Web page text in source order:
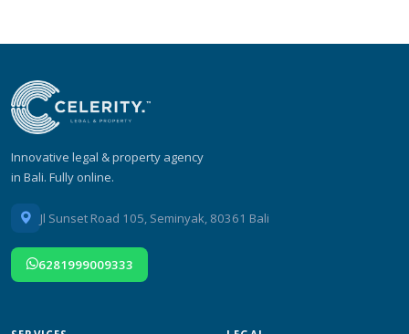
Innovative legal & property agency
in Bali. Fully online.
Jl Sunset Road 105, Seminyak, 80361 Bali
6281999009333